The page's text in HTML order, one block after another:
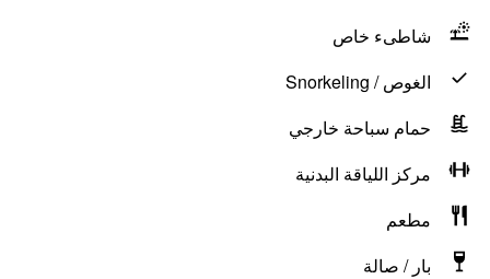
شاطىء خاص
الغوص / Snorkeling
حمام سباحة خارجي
مركز اللياقة البدنية
مطعم
بار / صالة